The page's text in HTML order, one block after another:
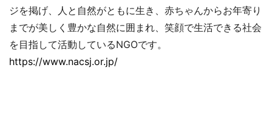
ジを掲げ、人と自然がともに生き、赤ちゃんからお年寄り
までが美しく豊かな自然に囲まれ、笑顔で生活できる社会
を目指して活動しているNGOです。
https://www.nacsj.or.jp/